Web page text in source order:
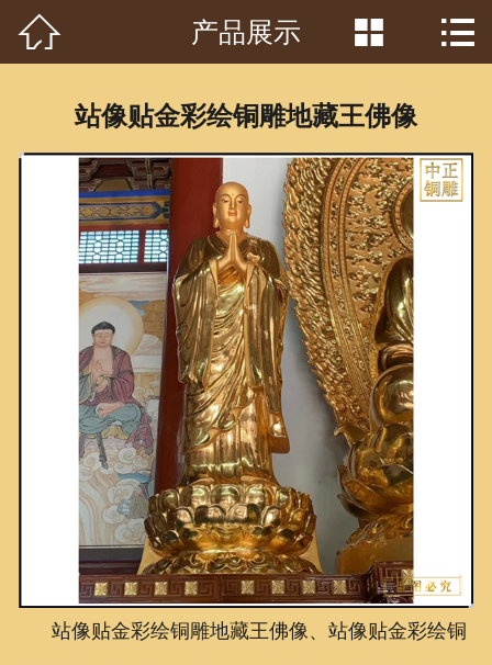
首页
产品中心
客户见证
常识问答
新闻资讯
荣誉资质
泥塑鉴赏
联系我们
 产品展示  
站像贴金彩绘铜雕地藏王佛像
站像贴金彩绘铜雕地藏王佛像、站像贴金彩绘铜